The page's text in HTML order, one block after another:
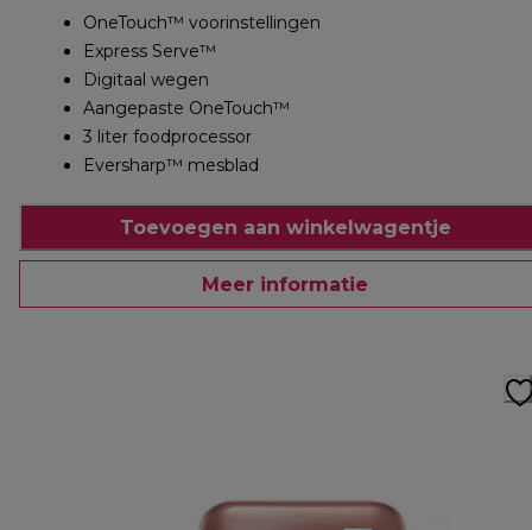
OneTouch™ voorinstellingen
Express Serve™
Digitaal wegen
Aangepaste OneTouch™
3 liter foodprocessor
Eversharp™ mesblad
Toevoegen aan winkelwagentje
Meer informatie